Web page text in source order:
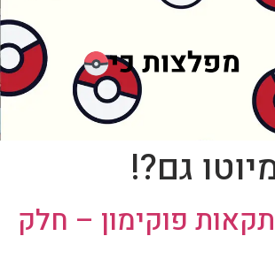
גם?!
פוקימון – חלק